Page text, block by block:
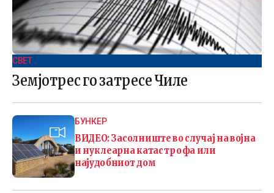
СВЕТ .
Земјотрес го затресе Чиле
БУНКЕР
ВИДЕО: Засолниште во случај на војна
и нуклеарна катастрофа или
најудобниот дом